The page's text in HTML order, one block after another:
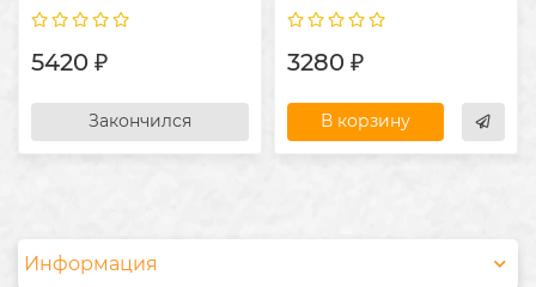
5420 ₽
Закончился
3280 ₽
В корзину
Информация